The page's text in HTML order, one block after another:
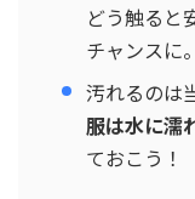
どう触ると
チャンスに。
汚れるのは
服は水に濡
ておこう！